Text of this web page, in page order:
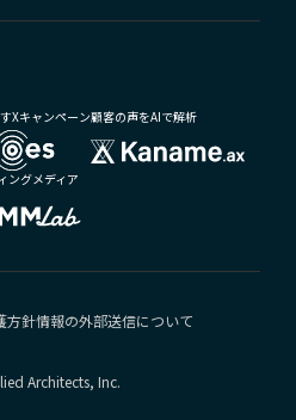
Xキャンペーン顧客の声をAIで解析
ングメディア
方針情報の外部送信について
Architects, Inc.